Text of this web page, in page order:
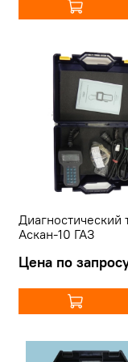
Диагностический
Аскан-10 ГАЗ
Цена по